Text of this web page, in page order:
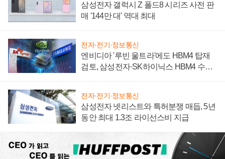
삼성전자 갤럭시 Z 폴드8 시리즈 사전 판
매 '144만 대' 역대 최대
전자·전기·정보통신
엔비디아 '루빈 울트라'에도 HBM4 탑재
검토, 삼성전자·SK하이닉스 HBM4 수율
전자·전기·정보통신
삼성전자 넷리스트와 특허분쟁 매듭, 5년
동안 최대 1.3조 라이선스비 지급